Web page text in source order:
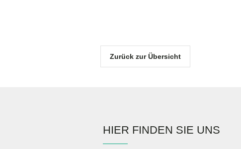
Zurück zur Übersicht
HIER FINDEN SIE UNS